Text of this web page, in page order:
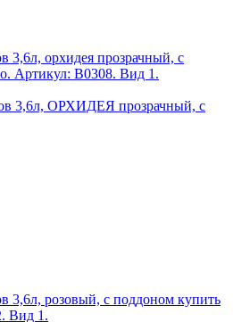
3,6л, ОРХИДЕЯ прозрачный, с